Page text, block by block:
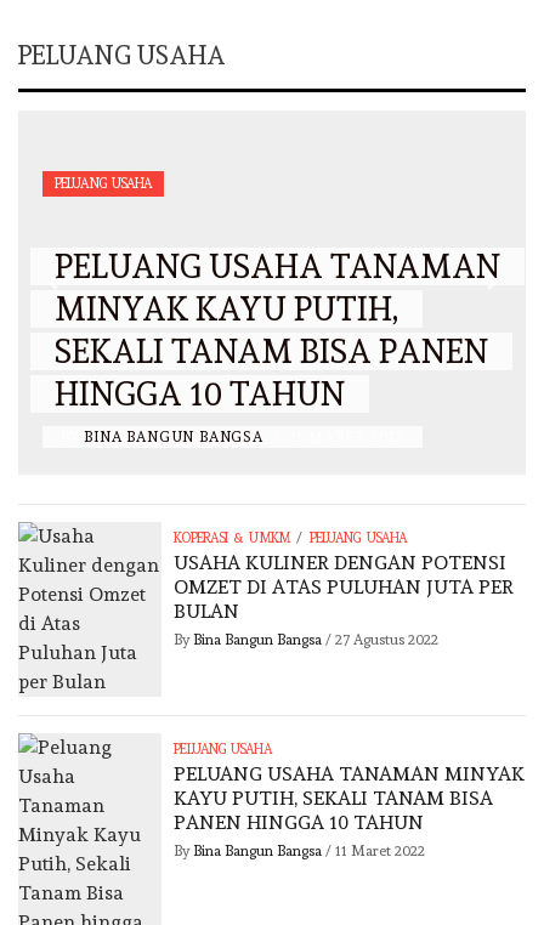
PELUANG USAHA
PELUANG USAHA
PELUANG USAHA TANAMAN
MINYAK KAYU PUTIH,
SEKALI TANAM BISA PANEN
HINGGA 10 TAHUN
BINA BANGUN BANGSA
KOPERASI & UMKM / PELUANG USAHA
USAHA KULINER DENGAN POTENSI
OMZET DI ATAS PULUHAN JUTA PER
BULAN
By Bina Bangun Bangsa/ 27 Agustus 2022
PELUANG USAHA
PELUANG USAHA TANAMAN MINYAK
KAYU PUTIH, SEKALI TANAM BISA
PANEN HINGGA 10 TAHUN
By Bina Bangun Bangsa/ 11 Maret 2022